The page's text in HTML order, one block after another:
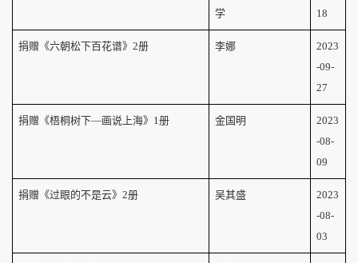
学
18
捐赠《六朝松下百花谱》2册 李娜
2023
-09-
27
捐赠《梧桐树下—画说上海》 1册 金国明
2023
-08-
09
捐赠《过眼的不是云》2册 吴其盛
2023
-08-
03